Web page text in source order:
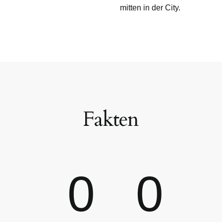
mitten in der City.
Fakten
0
0